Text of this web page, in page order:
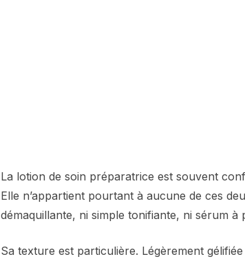
La lotion de soin préparatrice est souvent
Elle n’appartient pourtant à aucune de ces
démaquillante, ni simple tonifiante, ni sérum à
Sa texture est particulière. Légèrement